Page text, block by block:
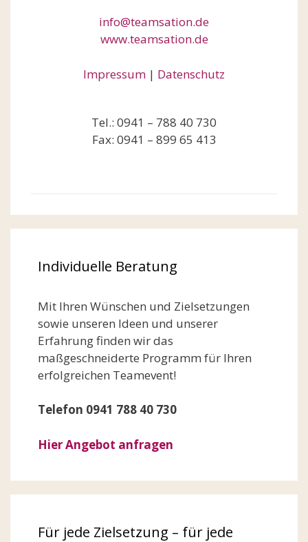
info@teamsation.de
www.teamsation.de
Impressum | Datenschutz
Tel.: 0941 – 788 40 730
Fax: 0941 – 899 65 413
Individuelle Beratung
Mit Ihren Wünschen und Zielsetzungen
sowie unseren Ideen und unserer
Erfahrung finden wir das
maßgeschneiderte Programm für Ihren
erfolgreichen Teamevent!
Telefon 0941 788 40 730
Hier Angebot anfragen
Für jede Zielsetzung – für jede